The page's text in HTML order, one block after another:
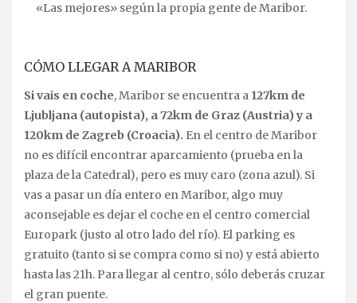
«Las mejores» según la propia gente de Maribor.
CÓMO LLEGAR A MARIBOR
Si vais en coche, Maribor se encuentra a 127km de
Ljubljana (autopista), a 72km de Graz (Austria) y a
120km de Zagreb (Croacia). En el centro de Maribor
no es difícil encontrar aparcamiento (prueba en la
plaza de la Catedral), pero es muy caro (zona azul). Si
vas a pasar un día entero en Maribor, algo muy
aconsejable es dejar el coche en el centro comercial
Europark (justo al otro lado del río). El parking es
gratuito (tanto si se compra como si no) y está abierto
hasta las 21h. Para llegar al centro, sólo deberás cruzar
el gran puente.